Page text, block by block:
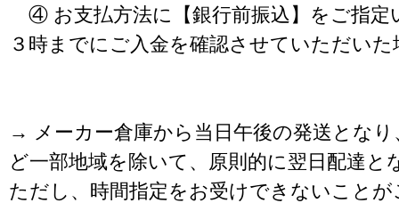
④ お支払方法に【銀行前振込】をご指定
３時までにご入金を確認させていただいた
→ メーカー倉庫から当日午後の発送となり
ど一部地域を除いて、原則的に翌日配達と
ただし、時間指定をお受けできないこと